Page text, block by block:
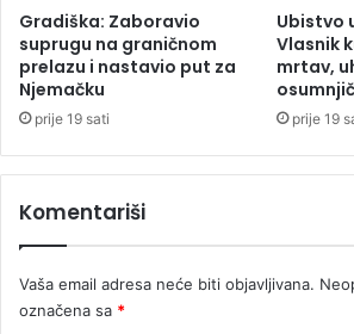
e
r
o
m
n
V
A
T
r
i
o
s
z
l
a
Gradiška: Zaboravio
suprugu na graničnom
prelazu i nastavio put za
Njemačku
prije 19 sati
Ubistvo
Vlasnik
mrtav,
prije 19
Komentariši
Vaša email adresa neće biti objavljivana.
označena sa *